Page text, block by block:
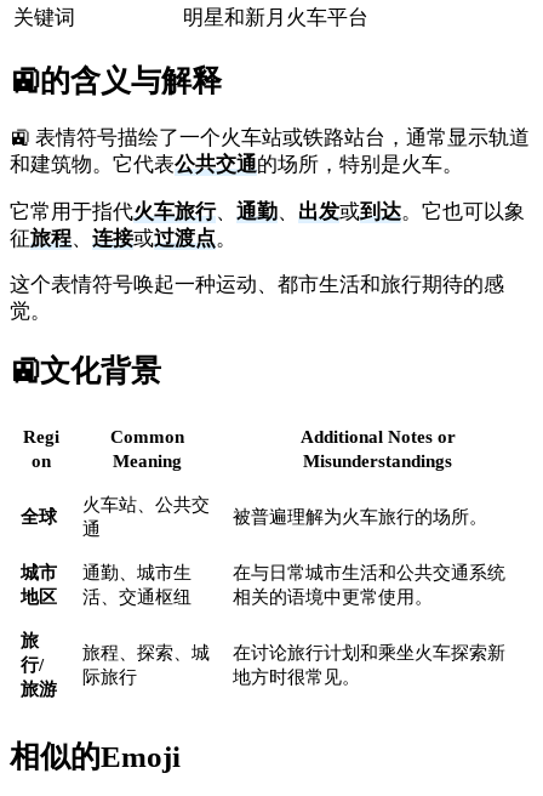
关键词
明星和新月 火车平台
🚉的含义与解释
🚉 表情符号描绘了一个火车站或铁路站台，通常显示轨道
和建筑物。它代表公共交通的场所，特别是火车。
它常用于指代火车旅行、 通勤、 出发或到达。它也可以象
征旅程、 连接或过渡点。
这个表情符号唤起一种运动、都市生活和旅行期待的感
觉。
🚉文化背景
Regi
on
Common
Meaning
Additional Notes or
Misunderstandings
全球
火车站、公共交
通
被普遍理解为火车旅行的场所。
城市
地区
通勤、城市生
活、交通枢纽
在与日常城市生活和公共交通系统
相关的语境中更常使用。
旅
行/
旅游
旅程、探索、城
际旅行
在讨论旅行计划和乘坐火车探索新
地方时很常见。
相似的Emoji